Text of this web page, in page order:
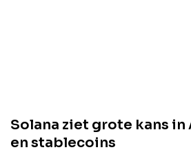
Solana ziet grote kans
en stablecoins